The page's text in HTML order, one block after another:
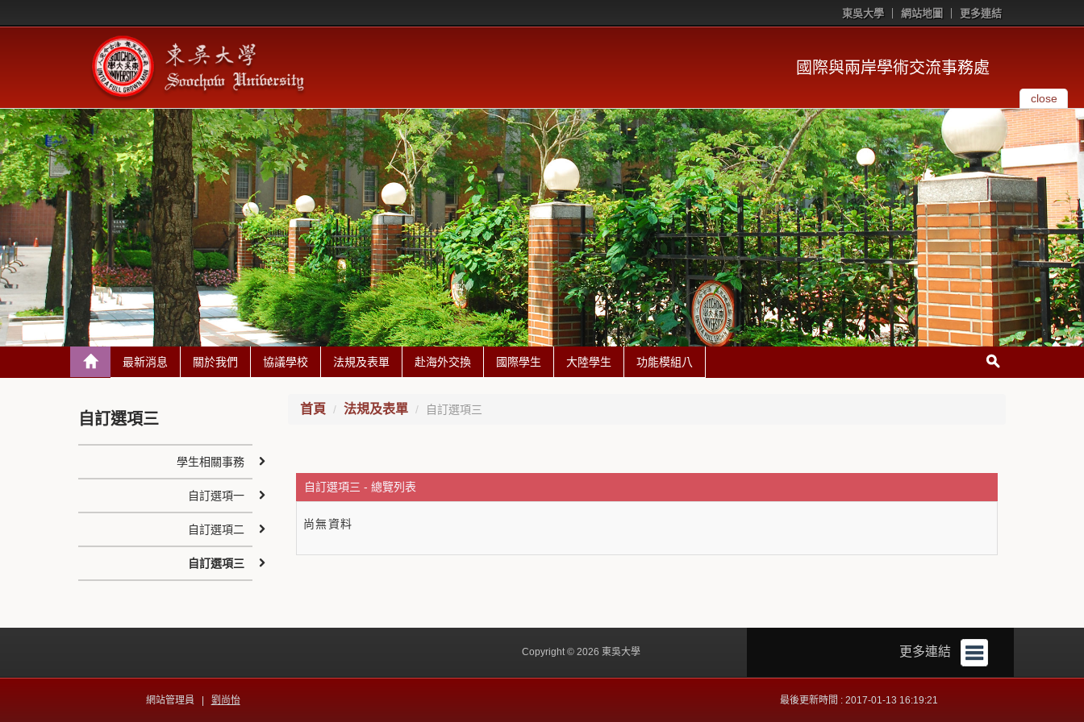
東吳大學 網站地圖 更多連結
國際與兩岸學術交流事務處
close
最新消息 關於我們 協議學校 法規及表單 赴海外交換 國際學生 大陸學生 功能模組八
首頁 法規及表單 自訂選項三
自訂選項三 - 總覽列表
尚無資料
自訂選項三
學生相關事務
自訂選項一
自訂選項二
自訂選項三
更多連結
Copyright © 2026 東吳大學
網站管理員 | 劉尚怡 最後更新時間 : 2017-01-13 16:19:21